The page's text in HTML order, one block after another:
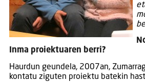
Inma proiektuaren berri?
Haurdun geundela, 2007an,
kontatu ziguten proiektu batekin